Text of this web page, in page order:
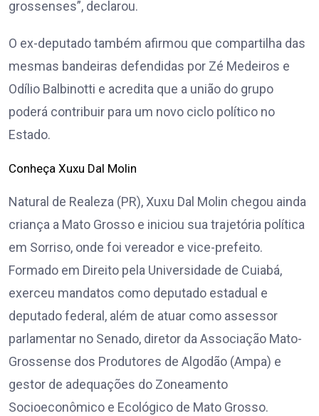
grossenses”, declarou.
O ex-deputado também afirmou que compartilha das
mesmas bandeiras defendidas por Zé Medeiros e
Odílio Balbinotti e acredita que a união do grupo
poderá contribuir para um novo ciclo político no
Estado.
Conheça Xuxu Dal Molin
Natural de Realeza (PR), Xuxu Dal Molin chegou ainda
criança a Mato Grosso e iniciou sua trajetória política
em Sorriso, onde foi vereador e vice-prefeito.
Formado em Direito pela Universidade de Cuiabá,
exerceu mandatos como deputado estadual e
deputado federal, além de atuar como assessor
parlamentar no Senado, diretor da Associação Mato-
Grossense dos Produtores de Algodão (Ampa) e
gestor de adequações do Zoneamento
Socioeconômico e Ecológico de Mato Grosso.